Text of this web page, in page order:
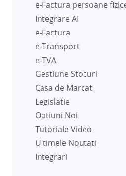
e-Factura persoane
Integrare AI
e-Factura
e-Transport
e-TVA
Gestiune Stocuri
Casa de Marcat
Legislatie
Optiuni Noi
Tutoriale Video
Ultimele Noutati
Integrari